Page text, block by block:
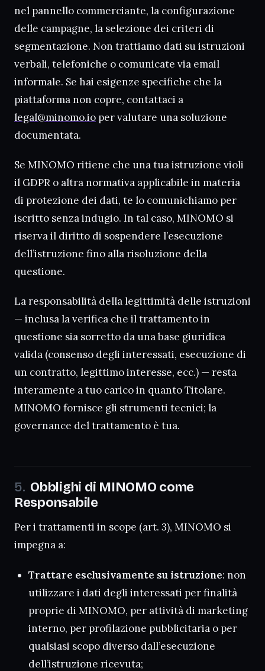
nel pannello commerciante, la configurazione
delle campagne, la selezione dei criteri di
segmentazione. Non trattiamo dati su istruzioni
verbali, telefoniche o comunicate via email
informale. Se hai esigenze specifiche che la
piattaforma non copre, contattaci a
legal@minomo.io per valutare una soluzione
documentata.
Se MINOMO ritiene che una tua istruzione violi
il GDPR o altra normativa applicabile in materia
di protezione dei dati, te lo comunichiamo per
iscritto senza indugio. In tal caso, MINOMO si
riserva il diritto di sospendere l’esecuzione
dell’istruzione fino alla risoluzione della
questione.
La responsabilità della legittimità delle istruzioni
— inclusa la verifica che il trattamento in
questione sia sorretto da una base giuridica
valida (consenso degli interessati, esecuzione di
un contratto, legittimo interesse, ecc.) — resta
interamente a tuo carico in quanto Titolare.
MINOMO fornisce gli strumenti tecnici; la
governance del trattamento è tua.
Obblighi di MINOMO come
Responsabile
Per i trattamenti in scope (art. 3), MINOMO si
impegna a:
Trattare esclusivamente su istruzione: non
utilizzare i dati degli interessati per finalità
proprie di MINOMO, per attività di marketing
interno, per profilazione pubblicitaria o per
qualsiasi scopo diverso dall’esecuzione
dell’istruzione ricevuta;